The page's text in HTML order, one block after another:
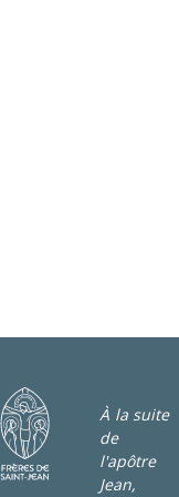
À la suite
de
l'apôtre
Jean,